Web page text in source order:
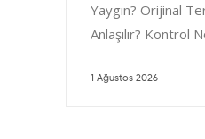
Yaygın? Orijinal
Anlaşılır? Kontrol
ve
1 Ağustos 2026